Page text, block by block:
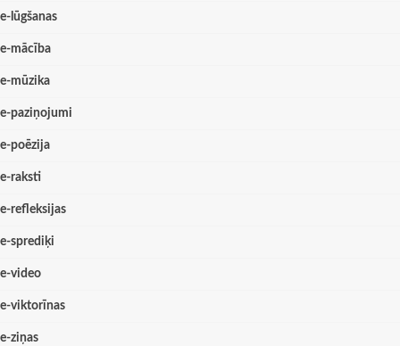
e-lūgšanas
e-mācība
e-mūzika
e-paziņojumi
e-poēzija
e-raksti
e-refleksijas
e-sprediķi
e-video
e-viktorīnas
e-ziņas